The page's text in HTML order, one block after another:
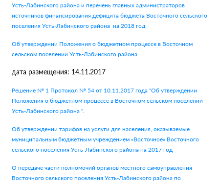
Усть-Лабинского района и перечень главных администраторов
источников финансирования дефицита бюджета Восточного сельского
поселения Усть-Лабинского района на 2018 год
Об утверждении Положения о бюджетном процессе в Восточном
сельском поселении Усть-Лабинского района
дата размещения: 14.11.2017
Решение № 1 Протокол № 54 от 10.11.2017 года "Об утверждении
Положения о бюджетном процессе в Восточном сельском поселении
Усть-Лабинского района ".
Об утверждении тарифов на услуги для населения, оказываемые
муниципальным бюджетным учреждением «Восточное» Восточного
сельского поселения Усть-Лабинского района на 2017 год
О передаче части полномочий органов местного самоуправления
Восточного сельского поселения Усть-Лабинского района по